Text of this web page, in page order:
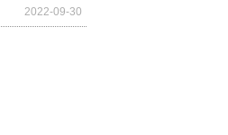
2022-09-30